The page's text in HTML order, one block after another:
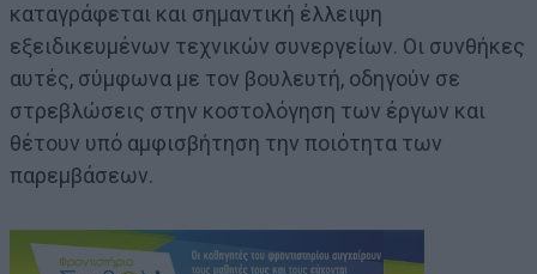
καταγράφεται και σημαντική έλλειψη
εξειδικευμένων τεχνικών συνεργείων. Οι συνθήκες
αυτές, σύμφωνα με τον βουλευτή, οδηγούν σε
στρεβλώσεις στην κοστολόγηση των έργων και
θέτουν υπό αμφισβήτηση την ποιότητα των
παρεμβάσεων.